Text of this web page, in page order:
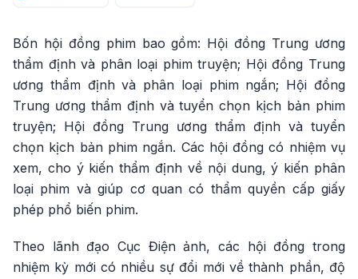
Bốn hội đồng phim bao gồm: Hội đồng Trung ương
thẩm định và phân loại phim truyện; Hội đồng Trung
ương thẩm định và phân loại phim ngắn; Hội đồng
Trung ương thẩm định và tuyển chọn kịch bản phim
truyện; Hội đồng Trung ương thẩm định và tuyển
chọn kịch bản phim ngắn. Các hội đồng có nhiệm vụ
xem, cho ý kiến thẩm định về nội dung, ý kiến phân
loại phim và giúp cơ quan có thẩm quyền cấp giấy
phép phổ biến phim.
Theo lãnh đạo Cục Điện ảnh, các hội đồng trong
nhiệm kỳ mới có nhiều sự đổi mới về thành phần, độ